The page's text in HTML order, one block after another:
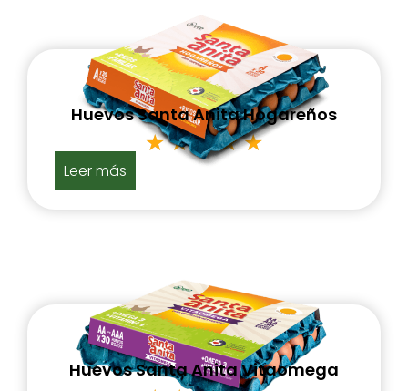
Huevos Santa Anita Hogareños
★★★★★
Leer más
Huevos Santa Anita Vitaomega